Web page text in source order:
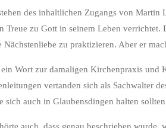
des inhaltlichen Zugangs von Martin
Treue zu Gott in seinem Leben
zu praktizieren. Aber er
Wort zur damaligen Kirchenpraxis
vertanden sich als Sachwalter
sich auch in Glaubensdingen halten